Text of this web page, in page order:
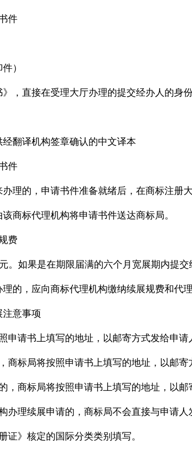
件
）
，直接在受理大厅办理的提交经办人的身
翻译机构签章确认的中文译本
件
理的，申请书件准备就绪后，在商标注册
商标代理机构将申请书件送达商标局。
费
。如果是在期限届满的六个月宽展期内提交
的，应向商标代理机构缴纳续展规费和代
注意事项
申请书上填写的地址，以邮寄方式发给申请
商标局将按照申请书上填写的地址，以邮寄
，商标局将按照申请书上填写的地址，以邮
办理续展申请的，商标局不会直接与申请
证》核定的国际分类类别填写。